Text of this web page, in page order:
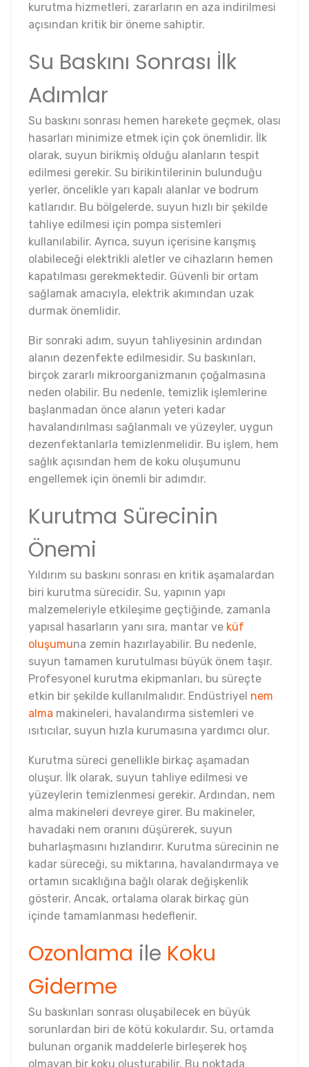
kurutma hizmetleri, zararların en aza indirilmesi
açısından kritik bir öneme sahiptir.
Su Baskını Sonrası İlk
Adımlar
Su baskını sonrası hemen harekete geçmek, olası
hasarları minimize etmek için çok önemlidir. İlk
olarak, suyun birikmiş olduğu alanların tespit
edilmesi gerekir. Su birikintilerinin bulunduğu
yerler, öncelikle yarı kapalı alanlar ve bodrum
katlarıdır. Bu bölgelerde, suyun hızlı bir şekilde
tahliye edilmesi için pompa sistemleri
kullanılabilir. Ayrıca, suyun içerisine karışmış
olabileceği elektrikli aletler ve cihazların hemen
kapatılması gerekmektedir. Güvenli bir ortam
sağlamak amacıyla, elektrik akımından uzak
durmak önemlidir.
Bir sonraki adım, suyun tahliyesinin ardından
alanın dezenfekte edilmesidir. Su baskınları,
birçok zararlı mikroorganizmanın çoğalmasına
neden olabilir. Bu nedenle, temizlik işlemlerine
başlanmadan önce alanın yeteri kadar
havalandırılması sağlanmalı ve yüzeyler, uygun
dezenfektanlarla temizlenmelidir. Bu işlem, hem
sağlık açısından hem de koku oluşumunu
engellemek için önemli bir adımdır.
Kurutma Sürecinin
Önemi
Yıldırım su baskını sonrası en kritik aşamalardan
biri kurutma sürecidir. Su, yapının yapı
malzemeleriyle etkileşime geçtiğinde, zamanla
yapısal hasarların yanı sıra, mantar ve küf
oluşumuna zemin hazırlayabilir. Bu nedenle,
suyun tamamen kurutulması büyük önem taşır.
Profesyonel kurutma ekipmanları, bu süreçte
etkin bir şekilde kullanılmalıdır. Endüstriyel nem
alma makineleri, havalandırma sistemleri ve
ısıtıcılar, suyun hızla kurumasına yardımcı olur.
Kurutma süreci genellikle birkaç aşamadan
oluşur. İlk olarak, suyun tahliye edilmesi ve
yüzeylerin temizlenmesi gerekir. Ardından, nem
alma makineleri devreye girer. Bu makineler,
havadaki nem oranını düşürerek, suyun
buharlaşmasını hızlandırır. Kurutma sürecinin ne
kadar süreceği, su miktarına, havalandırmaya ve
ortamın sıcaklığına bağlı olarak değişkenlik
gösterir. Ancak, ortalama olarak birkaç gün
içinde tamamlanması hedeflenir.
Ozonlama ile Koku
Giderme
Su baskınları sonrası oluşabilecek en büyük
sorunlardan biri de kötü kokulardır. Su, ortamda
bulunan organik maddelerle birleşerek hoş
olmayan bir koku oluşturabilir. Bu noktada